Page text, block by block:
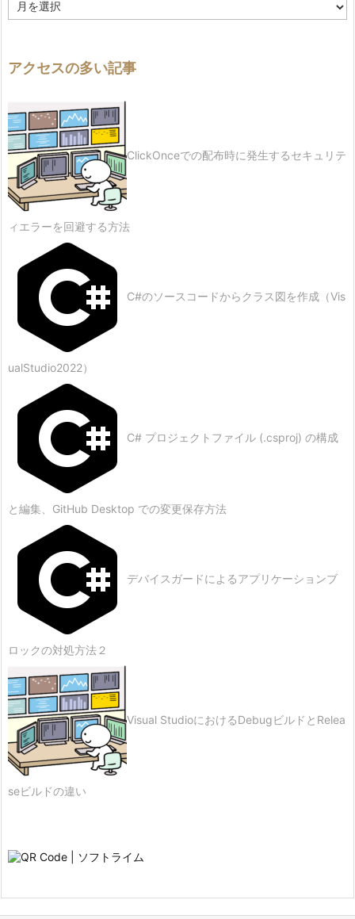
歴
アクセスの多い記事
ClickOnceでの配布時に発生するセキュリテ
ィエラーを回避する方法
C#のソースコードからクラス図を作成（Vis
ualStudio2022）
C# プロジェクトファイル (.csproj) の構成
と編集、GitHub Desktop での変更保存方法
デバイスガードによるアプリケーションブ
ロックの対処方法２
Visual StudioにおけるDebugビルドとRelea
seビルドの違い